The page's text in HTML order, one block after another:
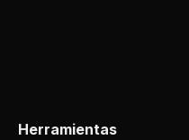
Herramientas